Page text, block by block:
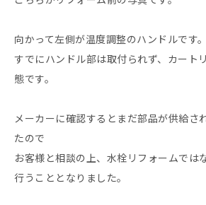
向かって左側が温度調整のハンドルです。
すでにハンドル部は取付られず、カート
態です。
メーカーに確認するとまだ部品が供給さ
たので
お客様と相談の上、水栓リフォームでは
行うこととなりました。